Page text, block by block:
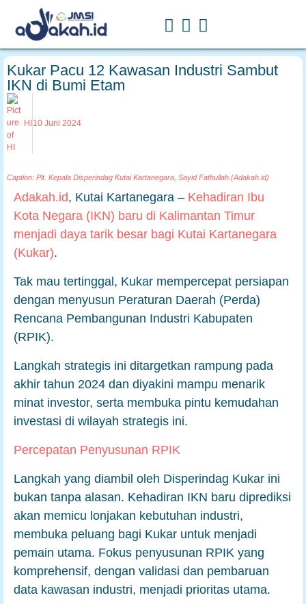
Kukar Pacu 12 Kawasan Industri Sambut
IKN di Bumi Etam
HI 10 Juni 2024
Caption: Plt. Kepala Disperindag Kutai Kartanegara, Sayid Fathullah.(Adakah.id)
Adakah.id, Kutai Kartanegara – Kehadiran Ibu
Kota Negara (IKN) baru di Kalimantan Timur
menjadi daya tarik besar bagi Kutai Kartanegara
(Kukar).
Tak mau tertinggal, Kukar mempercepat persiapan
dengan menyusun Peraturan Daerah (Perda)
Rencana Pembangunan Industri Kabupaten
(RPIK).
Langkah strategis ini ditargetkan rampung pada
akhir tahun 2024 dan diyakini mampu menarik
minat investor, serta membuka pintu kemudahan
investasi di wilayah strategis ini.
Percepatan Penyusunan RPIK
Langkah yang diambil oleh Disperindag Kukar ini
bukan tanpa alasan. Kehadiran IKN baru diprediksi
akan memicu lonjakan kebutuhan industri,
membuka peluang bagi Kukar untuk menjadi
pemain utama. Fokus penyusunan RPIK yang
komprehensif, dengan validasi dan pembaruan
data kawasan industri, menjadi prioritas utama.